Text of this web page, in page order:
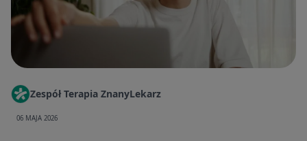
Zespół Terapia ZnanyLekarz
06 MAJA 2026